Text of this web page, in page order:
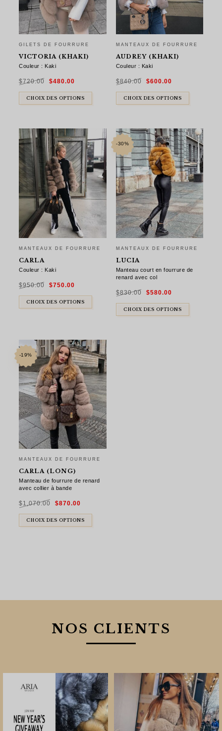
GILETS DE FOURRURE
VICTORIA (KHAKI)
Couleur : Kaki
$720.00
Le
prix
était :
$720.00.
$480.00
est :
$480.00.
CHOIX DES OPTIONS
MANTEAUX DE FOURRURE
AUDREY (KHAKI)
Couleur : Kaki
$840.00
Le
prix
était :
$840.00.
$600.00prix
est :
$600.00.
CHOIX DES OPTIONS
MANTEAUX DE FOURRURE
CARLA
Couleur : Kaki
$950.00 prix
était :
$950.00.
$750.00
est :
$750.00.
CHOIX DES OPTIONS
-30%
MANTEAUX DE FOURRURE
LUCIA
Manteau court en fourrure de
renard avec col
$830.00 prix
était :
$830.00.
$580.00prix
est :
$580.00.
CHOIX DES OPTIONS
-19%
MANTEAUX DE FOURRURE
CARLA (LONG)
Manteau de fourrure de renard
avec collier à bande
$1,070.00
Le
prix
était :
$1,070.00.
$870.00
est :
$870.00.
CHOIX DES OPTIONS
NOS CLIENTS